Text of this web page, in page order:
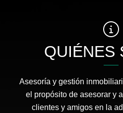
QUIÉNES
Asesoría y gestión
el propósito de asesorar y
clientes y amigos en la